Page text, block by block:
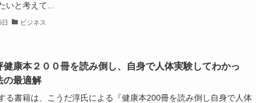
いと考えて...
ビジネス
健康本２００冊を読み倒し、自身で人体実験してわかっ
最適解
る書籍は、こうだ淳氏による『健康本200冊を読み倒し自身で人体